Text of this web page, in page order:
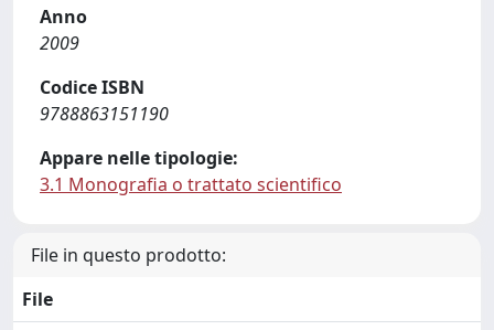
Anno
2009
Codice ISBN
9788863151190
Appare nelle tipologie:
3.1 Monografia o trattato scientifico
File in questo prodotto:
File